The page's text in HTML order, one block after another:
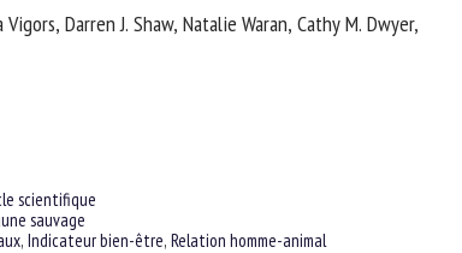
Darren J. Shaw, Natalie Waran, Cathy M. Dwyer,
scientifique
sauvage
, Indicateur bien-être, Relation homme-animal